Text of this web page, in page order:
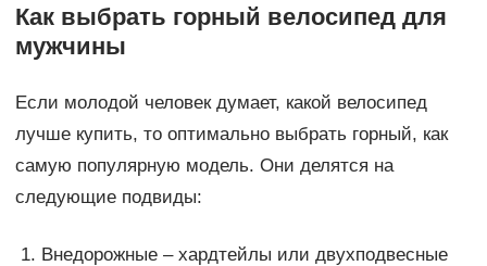
Как выбрать горный велосипед для
мужчины
Если молодой человек думает, какой велосипед
лучше купить, то оптимально выбрать горный, как
самую популярную модель. Они делятся на
следующие подвиды:
Внедорожные – хардтейлы или двухподвесные